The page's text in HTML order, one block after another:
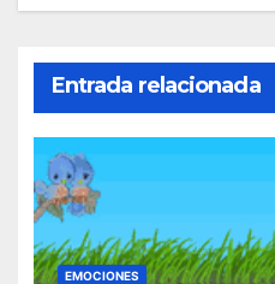
Entrada relacionada
EMOCIONES